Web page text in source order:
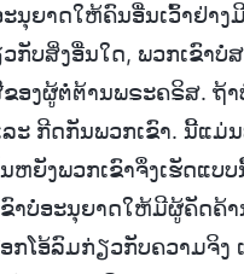
ນຸຍາດໃຫ້ຄົນອື່ນເວົ້າຢ່າ
ບສິ່ງອື່ນໃດ, ພວກເຂົາບໍ່
ອງຜູ້ຕໍ່ຕ້ານພຣະຄຣິສ. ຖ້
ະ ກີດກັນພວກເຂົາ. ນີ້ແມ່
ຍັງພວກເຂົາຈຶ່ງເຮັດແບ
າບໍ່ອະນຸຍາດໃຫ້ມີຜູ້ຄັດຄ້
ກໂອ້ລົມກ່ຽວກັບຄວາມຈິງ